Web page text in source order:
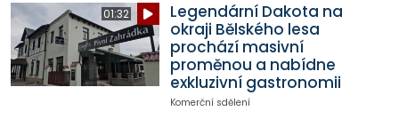
01:32
Legendární Dakota na
okraji Bělského lesa
prochází masivní
proměnou a nabídne
exkluzivní gastronomii
Komerční sdělení